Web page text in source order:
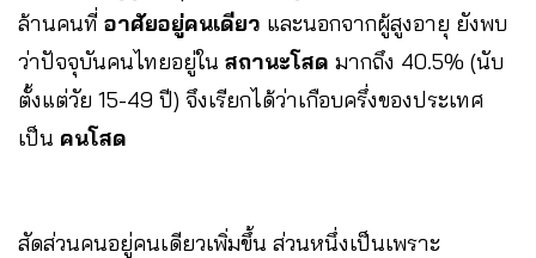
ล้านคนที่ อาศัยอยู่คนเดียว และนอกจากผู้สูงอายุ ยังพบ
ว่าปัจจุบันคนไทยอยู่ใน สถานะโสด มากถึง 40.5% (นับ
ตั้งแต่วัย 15-49 ปี) จึงเรียกได้ว่าเกือบครึ่งของประเทศ
เป็น คนโสด
สัดส่วนคนอยู่คนเดียวเพิ่มขึ้น ส่วนหนึ่งเป็นเพราะ